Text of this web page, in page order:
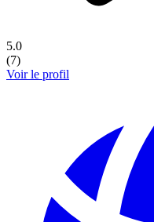
5.0
(7)
Voir le profil